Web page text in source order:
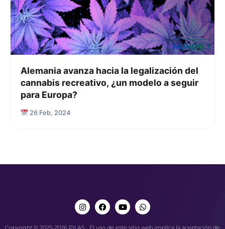
Alemania avanza hacia la legalización del
cannabis recreativo, ¿un modelo a seguir
para Europa?
26 Feb, 2024
Copyright © 2025-2026 PILAS · El uso de este sitio web implica la aceptación de